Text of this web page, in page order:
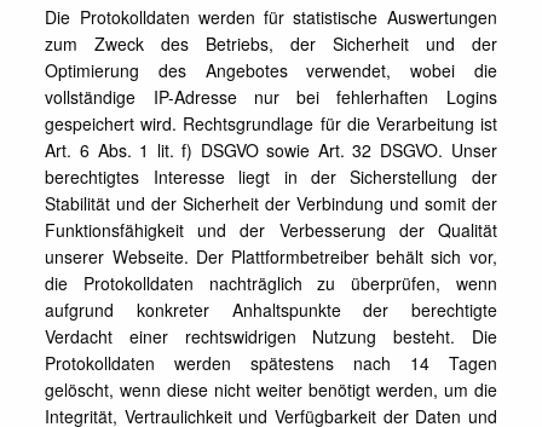
Die Protokolldaten werden für statistische Auswertungen
zum Zweck des Betriebs, der Sicherheit und der
Optimierung des Angebotes verwendet, wobei die
vollständige IP-Adresse nur bei fehlerhaften Logins
gespeichert wird. Rechtsgrundlage für die Verarbeitung ist
Art. 6 Abs. 1 lit. f) DSGVO sowie Art. 32 DSGVO. Unser
berechtigtes Interesse liegt in der Sicherstellung der
Stabilität und der Sicherheit der Verbindung und somit der
Funktionsfähigkeit und der Verbesserung der Qualität
unserer Webseite. Der Plattformbetreiber behält sich vor,
die Protokolldaten nachträglich zu überprüfen, wenn
aufgrund konkreter Anhaltspunkte der berechtigte
Verdacht einer rechtswidrigen Nutzung besteht. Die
Protokolldaten werden spätestens nach 14 Tagen
gelöscht, wenn diese nicht weiter benötigt werden, um die
Integrität, Vertraulichkeit und Verfügbarkeit der Daten und